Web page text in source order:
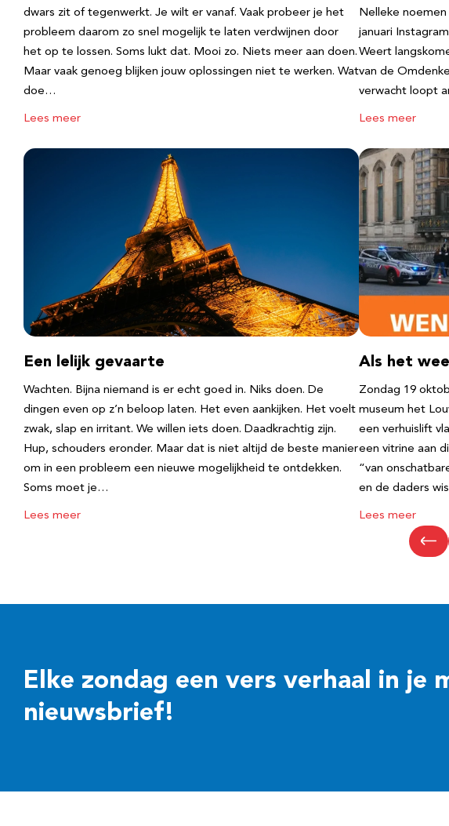
dwars zit of tegenwerkt. Je wilt er vanaf. Vaak probeer je het
probleem daarom zo snel mogelijk te laten verdwijnen door
het op te lossen. Soms lukt dat. Mooi zo. Niets meer aan doen.
Maar vaak genoeg blijken jouw oplossingen niet te werken. Wat
doe…
Lees meer
Nelleke
januari
Weert
van de
verwacht loopt
Lees meer
Een lelijk gevaarte
Wachten. Bijna niemand is er echt goed in. Niks doen. De
dingen even op z’n beloop laten. Het even aankijken. Het voelt
zwak, slap en irritant. We willen iets doen. Daadkrachtig zijn.
Hup, schouders eronder. Maar dat is niet altijd de beste manier
om in een probleem een nieuwe mogelijkheid te ontdekken.
Soms moet je…
Lees meer
Als het
Zondag 19
museum het
een verhuislift
een vitrine aan
“van
en de daders
Lees meer
Elke zondag een vers verhaal in je
nieuwsbrief!